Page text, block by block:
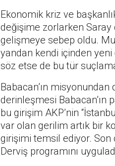
Ekonomik kriz ve
değişime zorlarken Saray
gelişmeye sebep oldu.
yandan kendi içinden
söz etse de bu tür
Babacan’ın
derinleşmesi Babacan’ın
bu girişim AKP’nin
var olan gerilim artık bir
girişimi temsil ediyor. Son
Derviş programını